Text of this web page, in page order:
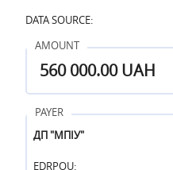
DATA SOURCE:
AMOUNT
560 000.00 UAH
PAYER
ДП "МПІУ"
EDRPOU: